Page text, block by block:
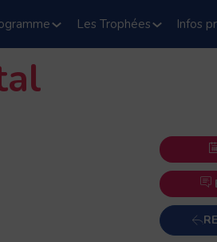
Les Trophées Infos